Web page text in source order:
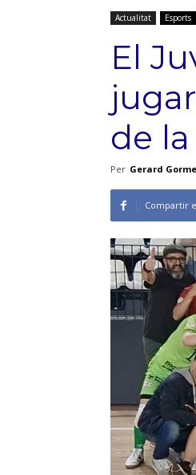
Actualitat Esports
El
de
Per Gerard
Compartir